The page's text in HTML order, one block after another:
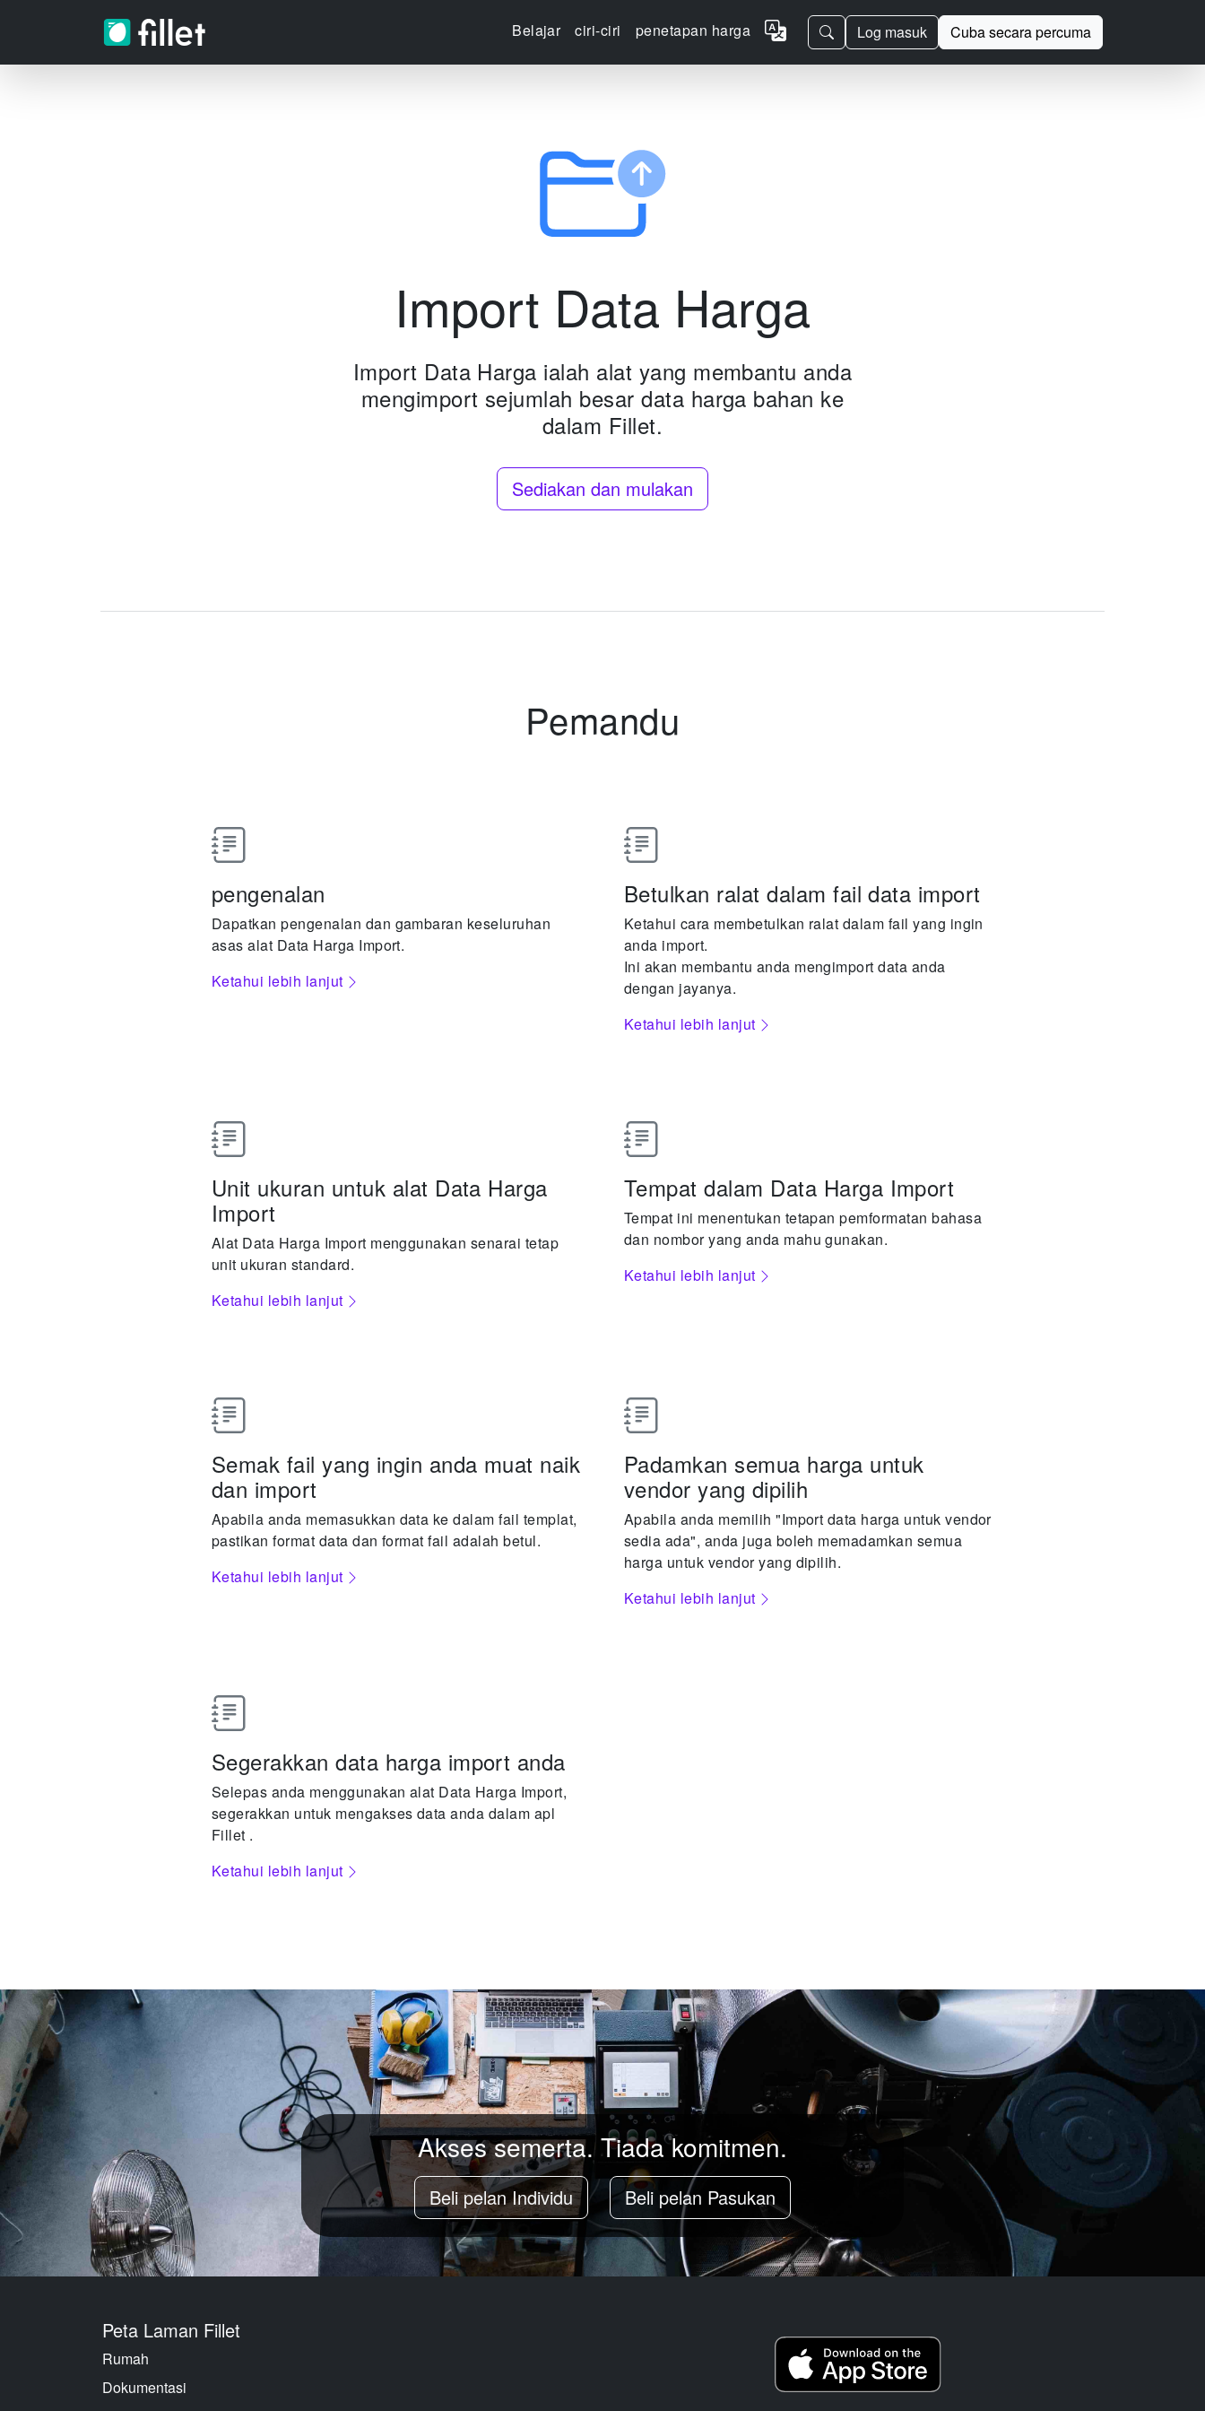
Belajar ciri-ciri penetapan harga Log masuk Cuba secara percuma
Import Data Harga
Import Data Harga ialah alat yang membantu anda
mengimport sejumlah besar data harga bahan ke
dalam Fillet.
Sediakan dan mulakan
Pemandu
pengenalan
Dapatkan pengenalan dan gambaran keseluruhan
asas alat Data Harga Import.
Ketahui lebih lanjut
Betulkan ralat dalam fail data import
Ketahui cara membetulkan ralat dalam fail yang ingin
anda import.
Ini akan membantu anda mengimport data anda
dengan jayanya.
Ketahui lebih lanjut
Unit ukuran untuk alat Data Harga
Import
Alat Data Harga Import menggunakan senarai tetap
unit ukuran standard.
Ketahui lebih lanjut
Tempat dalam Data Harga Import
Tempat ini menentukan tetapan pemformatan bahasa
dan nombor yang anda mahu gunakan.
Ketahui lebih lanjut
Semak fail yang ingin anda muat naik
dan import
Apabila anda memasukkan data ke dalam fail templat,
pastikan format data dan format fail adalah betul.
Ketahui lebih lanjut
Padamkan semua harga untuk
vendor yang dipilih
Apabila anda memilih "Import data harga untuk vendor
sedia ada", anda juga boleh memadamkan semua
harga untuk vendor yang dipilih.
Ketahui lebih lanjut
Segerakkan data harga import anda
Selepas anda menggunakan alat Data Harga Import,
segerakkan untuk mengakses data anda dalam apl
Fillet .
Ketahui lebih lanjut
Akses semerta. Tiada komitmen.
Beli pelan Individu Beli pelan Pasukan
Peta Laman Fillet
Rumah
Dokumentasi